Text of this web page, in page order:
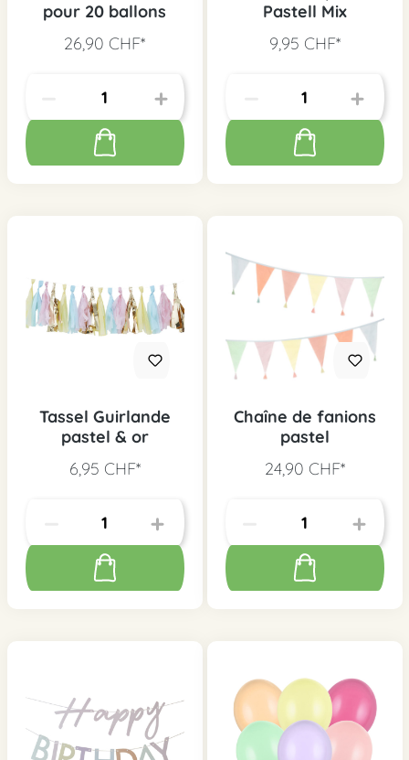
pour 20 ballons
26,90 CHF*
Pastell Mix
9,95 CHF*
Tassel Guirlande
pastel & or
6,95 CHF*
Chaîne de fanions
pastel
24,90 CHF*